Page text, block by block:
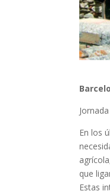
En los
que
Estas